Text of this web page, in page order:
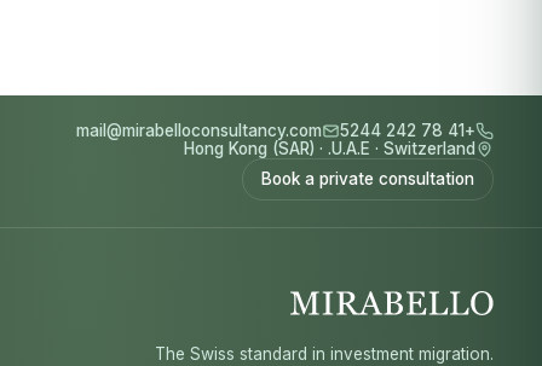
+41 78 242 5244
mail@mirabelloconsultancy.com
Switzerland
·
U.A.E.
·
Hong Kong (SAR)
Book a private consultation
The Swiss standard in investment migration.